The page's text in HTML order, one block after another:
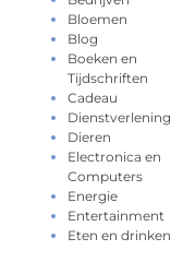
Bloemen
Blog
Boeken en
Tijdschriften
Cadeau
Dienstverlening
Dieren
Electronica en
Computers
Energie
Entertainment
Eten en drinken